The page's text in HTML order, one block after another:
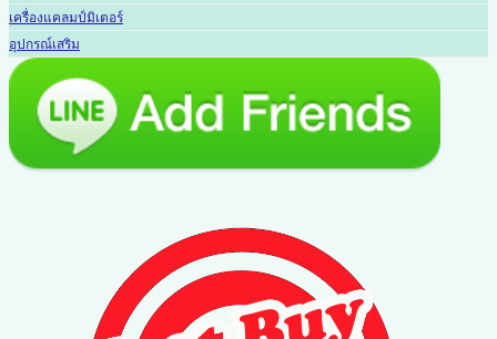
เครื่องแคลมป์มิเตอร์
อุปกรณ์เสริม